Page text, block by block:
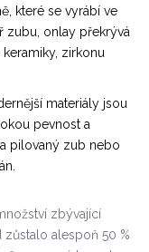
které se vyrábí ve
zubu, onlay překrývá
zirkonu
materiály jsou
pevnost a
pilovaný zub nebo
zbývající
alespoň 50 %